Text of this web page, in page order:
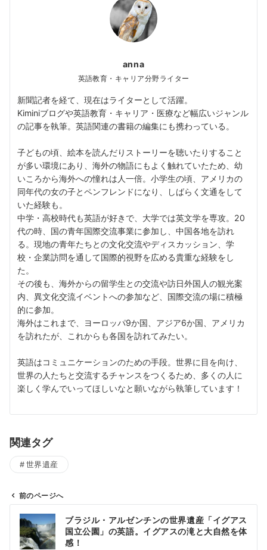
anna
英語教育・キャリア分野ライター
新聞記者を経て、現在はライターとして活躍。
Kiminiブログや英語教育・キャリア・医療など幅広いジャンル
の記事を執筆。英語関連の書籍の編集にも携わっている。
子どもの頃、絵本を読んだりストーリーを聴いたりすること
が多い環境にあり、海外の物語にもよく触れていたため、幼
いころから海外への憧れは人一倍。小学生の頃、アメリカの
同年代の女の子とペンフレンドになり、しばらく文通をして
いた経験も。
中学・高校時代も英語が好きで、大学では英文学を専攻。20
代の時、国の青年国際交流事業に参加し、中国各地を訪れ
る。現地の青年たちとの文化交流やディスカッション、学
校・企業訪問を通して国際的視野を広める貴重な経験をし
た。
その後も、海外からの留学生との交流や訪日外国人の観光案
内、異文化交流イベントへの参加など、国際交流の場に積極
的に参加。
海外はこれまで、ヨーロッパ9か国、アジア6か国、アメリカ
を訪れたが、これからも各国を訪れてみたい。
英語はコミュニケーションのための手段。世界に目を向け、
世界の人たちと交流するチャンスをつくるため、多くの人に
楽しく学んでいってほしいなと願いながら執筆しています！
関連タグ
世界遺産
前のページへ
ブラジル・アルゼンチンの世界遺産「イグアス
国立公園」の英語。イグアスの滝と大自然を体
感！